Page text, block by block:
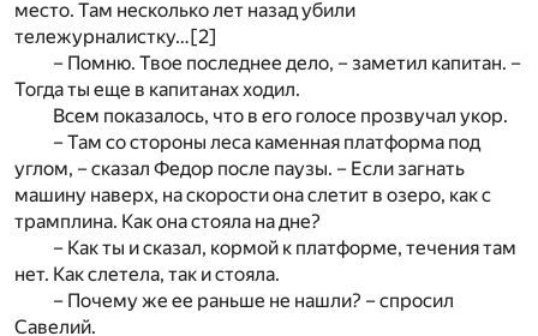
место. Там несколько лет назад убили
тележурналистку…[2]
– Помню. Твое последнее дело, – заметил капитан. –
Тогда ты еще в капитанах ходил.
Всем показалось, что в его голосе прозвучал укор.
– Там со стороны леса каменная платформа под
углом, – сказал Федор после паузы. – Если загнать
машину наверх, на скорости она слетит в озеро, как с
трамплина. Как она стояла на дне?
– Как ты и сказал, кормой к платформе, течения там
нет. Как слетела, так и стояла.
– Почему же ее раньше не нашли? – спросил
Савелий.